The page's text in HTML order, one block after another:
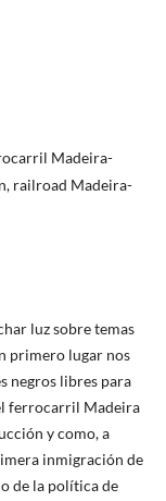
Madeira-
railroad Madeira-
luz sobre temas
primero lugar nos
negros libres para
ferrocarril Madeira
y como, a
inmigración de
de la política de